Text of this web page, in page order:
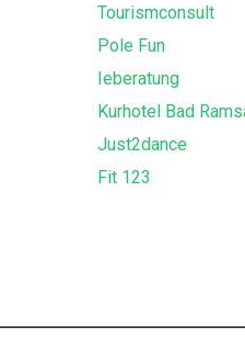
Tourismconsult
Pole Fun
Ieberatung
Kurhotel Bad
Just2dance
Fit 123